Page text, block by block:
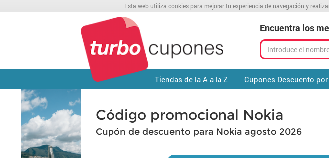
Esta web utiliza cookies para mejorar tu experiencia de navegación y
Encuentra los
Tiendas de la A a la Z Cupones Descuento
Código promocional Nokia
Cupón de descuento para Nokia agosto 2026